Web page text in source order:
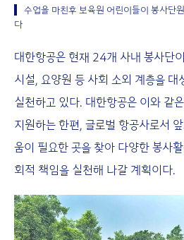
수업을 마친후 보육원 어린이들이 봉사단
다
대한항공은 현재 24개 사내 봉사단
시설, 요양원 등 사회 소외 계층을 대
실천하고 있다. 대한항공은 이와 같
지원하는 한편, 글로벌 항공사로서
움이 필요한 곳을 찾아 다양한 봉사
회적 책임을 실천해 나갈 계획이다.